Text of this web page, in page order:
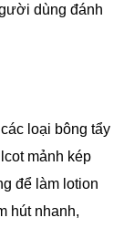
dùng đánh
loại bông tẩy
mảnh kép
để làm lotion
hút nhanh,